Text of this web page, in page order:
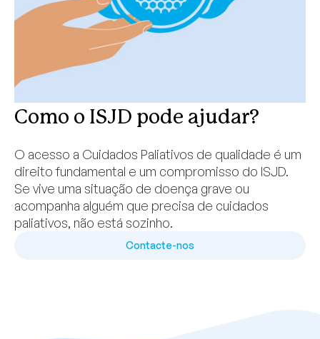
Como o ISJD pode ajudar?
O acesso a Cuidados Paliativos de qualidade é um
direito fundamental e um compromisso do ISJD.
Se vive uma situação de doença grave ou
acompanha alguém que precisa de cuidados
paliativos, não está sozinho.
Contacte-nos